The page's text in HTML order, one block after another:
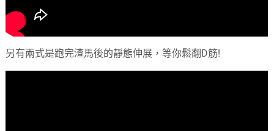
另有兩式是跑完渣馬後的靜態伸展，等你鬆翻 D筋!